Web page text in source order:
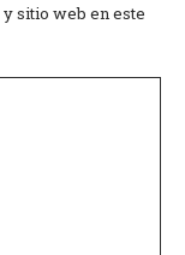
sitio web en este